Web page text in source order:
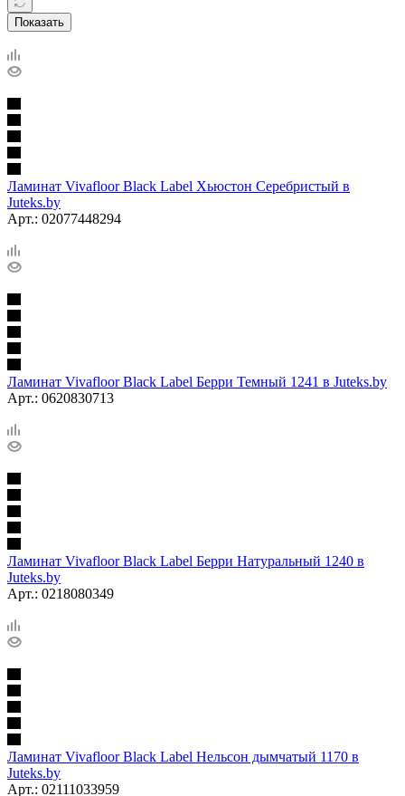
Показать
Ламинат Vivafloor Black Label Хьюстон Серебристый в
Juteks.by
Арт.: 02077448294
Ламинат Vivafloor Black Label Берри Темный 1241 в Juteks.by
Арт.: 0620830713
Ламинат Vivafloor Black Label Берри Натуральный 1240 в
Juteks.by
Арт.: 0218080349
Ламинат Vivafloor Black Label Нельсон дымчатый 1170 в
Juteks.by
Арт.: 02111033959